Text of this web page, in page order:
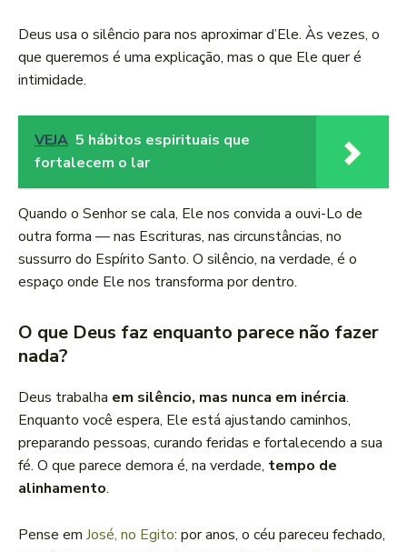
Deus usa o silêncio para nos aproximar d’Ele. Às vezes, o
que queremos é uma explicação, mas o que Ele quer é
intimidade.
VEJA 5 hábitos espirituais que
fortalecem o lar
Quando o Senhor se cala, Ele nos convida a ouvi-Lo de
outra forma — nas Escrituras, nas circunstâncias, no
sussurro do Espírito Santo. O silêncio, na verdade, é o
espaço onde Ele nos transforma por dentro.
O que Deus faz enquanto parece não fazer
nada?
Deus trabalha em silêncio, mas nunca em inércia.
Enquanto você espera, Ele está ajustando caminhos,
preparando pessoas, curando feridas e fortalecendo a sua
fé. O que parece demora é, na verdade, tempo de
alinhamento.
Pense em José, no Egito: por anos, o céu pareceu fechado,